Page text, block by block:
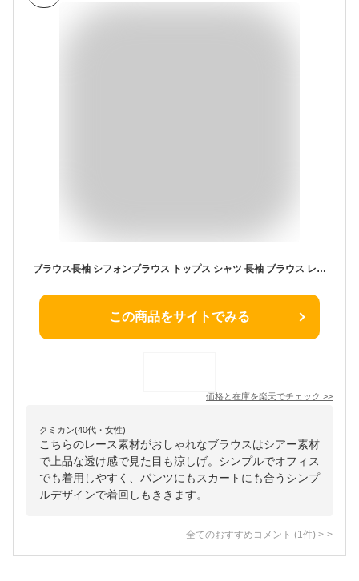
ブラウス長袖 シフォンブラウス トップス シャツ 長袖 ブラウス レディース オフィス ビジネス フォーマル きれいめ 大人 上品 オフィスカジュアル 30代 40代 50代 春 夏 秋 冬 ハイネック レース シアー シースルー 緑/黒/白/m/l/ll/2l/大きいサイズ
この商品をサイトでみる
価格と在庫を楽天でチェック >>
クミカン(40代・女性)
こちらのレース素材がおしゃれなブラウスはシアー素材
で上品な透け感で見た目も涼しげ。シンプルでオフィス
でも着用しやすく、パンツにもスカートにも合うシンプ
ルデザインで着回しもききます。
全てのおすすめコメント (1 件) >